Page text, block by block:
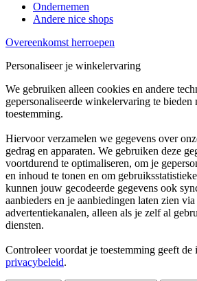
Ondernemen
Andere nice shops
Overeenkomst herroepen
Personaliseer je winkelervaring
We gebruiken alleen cookies en andere
gepersonaliseerde winkelervaring te
toestemming.
Hiervoor verzamelen we gegevens over
gedrag en apparaten. We gebruiken deze
voortdurend te optimaliseren, om je
en inhoud te tonen en om
kunnen jouw gecodeerde gegevens ook
aanbieders en je aanbiedingen laten zien
advertentiekanalen, alleen als je zelf al
diensten.
Controleer voordat je toestemming geeft de
privacybeleid.